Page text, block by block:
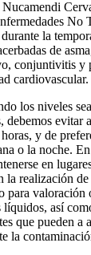
No
la
de
conjuntivitis y
cardiovascular.
los niveles
debemos evitar
y de
o la noche.
en
realización
para valoración
líquidos, así
que pueden a
la